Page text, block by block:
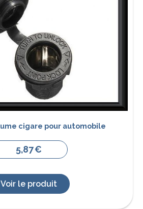
cigare pour automobile
5,87€
Voir le produit